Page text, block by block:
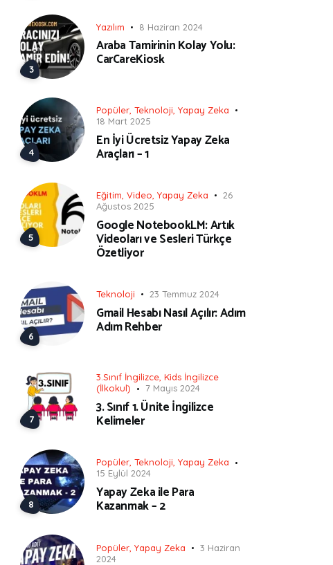
Yazılım 8 Haziran 2024
Araba Tamirinin Kolay Yolu:
CarCareKiosk
Popüler Teknoloji Yapay Zeka
18 Mart 2025
En İyi Ücretsiz Yapay Zeka
Araçları – 1
Eğitim Video Yapay Zeka
26
Ağustos 2025
Google NotebookLM: Artık
Videoları ve Sesleri Türkçe
Özetliyor
Teknoloji 23 Temmuz 2024
Gmail Hesabı Nasıl Açılır: Adım
Adım Rehber
3.Sınıf İngilizce, Kids İngilizce
(İlkokul)
7 Mayıs 2024
3. Sınıf 1. Ünite İngilizce
Kelimeler
Popüler, Teknoloji, Yapay Zeka
15 Eylül 2024
Yapay Zeka ile Para
Kazanmak – 2
Popüler Yapay Zeka
3 Haziran
2024